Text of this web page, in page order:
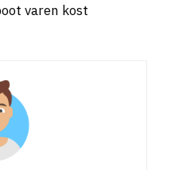
varen kost